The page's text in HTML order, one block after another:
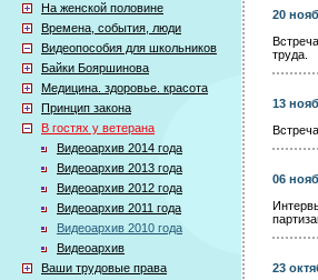
На женской половине
Времена, события, люди
Видеопособия для школьников
Байки Бояршинова
Медицина. здоровье. красота
Принцип закона
В гостях у ветерана
Видеоархив 2014 года
Видеоархив 2013 года
Видеоархив 2012 года
Видеоархив 2011 года
Видеоархив 2010 года
Видеоархив
Ваши трудовые права
20
труда.
13
06
23